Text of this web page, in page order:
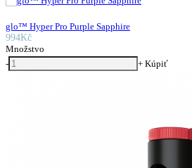
glo™ Hyper Pro Purple Sapphire
994Kč
Množstvo
-
+ Kúpiť